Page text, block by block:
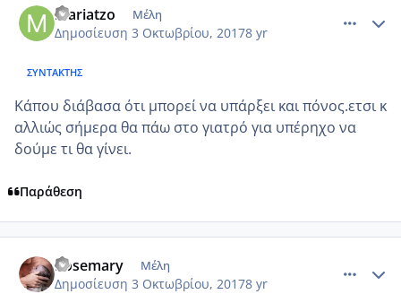
mariatzo Μέλη
Δημοσίευση 3 Οκτωβρίου, 20178 yr
ΣΥΝΤΆΚΤΗΣ
Κάπου διάβασα ότι μπορεί να υπάρξει και πόνος.ετσι κ
αλλιώς σήμερα θα πάω στο γιατρό για υπέρηχο να
δούμε τι θα γίνει.
Παράθεση
Rosemary Μέλη
Δημοσίευση 3 Οκτωβρίου, 20178 yr